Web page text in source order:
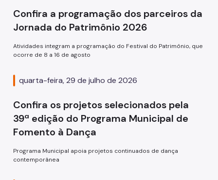
Confira a programação dos parceiros da
Jornada do Patrimônio 2026
Atividades integram a programação do Festival do Patrimônio, que
ocorre de 8 a 16 de agosto
quarta-feira, 29 de julho de 2026
Confira os projetos selecionados pela
39ª edição do Programa Municipal de
Fomento à Dança
Programa Municipal apoia projetos continuados de dança
contemporânea